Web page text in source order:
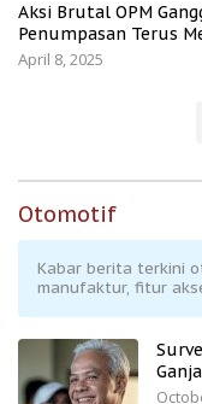
Aksi Brutal OPM
Penumpasan Terus
April 8, 2025
Otomotif
Kabar berita terkini
manufaktur, fitur